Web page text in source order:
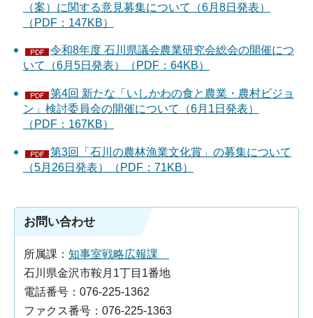
（案）に関する意見募集について（6月8日発表）
（PDF：147KB）
令和8年度 石川県議会農業研究会総会の開催につ
いて（6月5日発表）（PDF：64KB）
第4回 新たな「いしかわの食と農業・農村ビジョ
ン」検討委員会の開催について（6月1日発表）
（PDF：167KB）
第3回「石川の農林漁業文化賞」の募集について
（5月26日発表）（PDF：71KB）
お問い合わせ
所属課： 知事室戦略広報課
石川県金沢市鞍月1丁目1番地
電話番号：076-225-1362
ファクス番号：076-225-1363